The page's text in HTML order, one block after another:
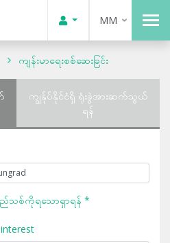
MM
ကျန်းမာရေးစစ်ဆေးခြင်း
ကျွန်ုပ်နိုင်ငံရှိ ရုံးခွဲအားဆက်သွယ်
ရန်
စ်ကိုရသောရှာရန် *